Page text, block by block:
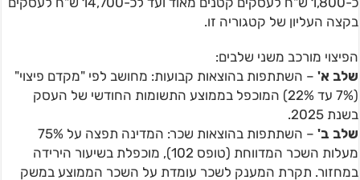
בקצה העליון של קטגוריה זו.
הפיצוי מורכב משני שלבים:
שלב א' – השתתפות בהוצאות קבועות: מחושב לפי "מקדם פיצוי"
(7% עד 22%) המוכפל בממוצע התשומות החודשי של העסק
בשנת 2025.
שלב ב'
– השתתפות בהוצאות שכר: המדינה תפצה על 75%
מעלות השכר המדווחת (טופס 102), מוכפלת בשיעור הירידה
במחזור. תקרת המענק לשכר עומדת על השכר הממוצע במשק